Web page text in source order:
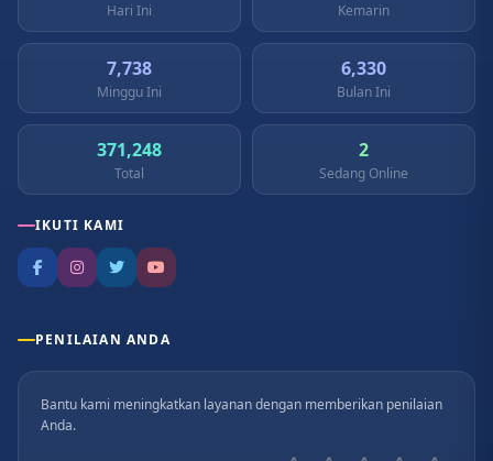
Hari Ini Kemarin
7,738
Minggu Ini
6,330
Bulan Ini
371,248
Total
2
Sedang Online
IKUTI KAMI
PENILAIAN ANDA
Bantu kami meningkatkan layanan dengan memberikan penilaian
Anda.